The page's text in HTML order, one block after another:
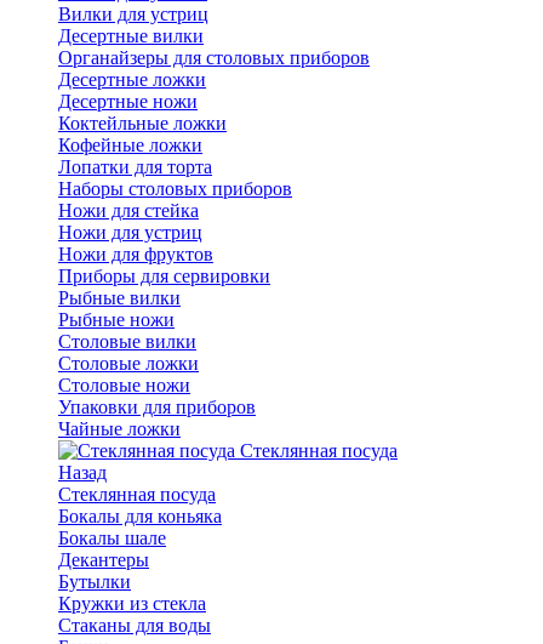
Вилки для устриц
Десертные вилки
Органайзеры для столовых приборов
Десертные ложки
Десертные ножи
Коктейльные ложки
Кофейные ложки
Лопатки для торта
Наборы столовых приборов
Ножи для стейка
Ножи для устриц
Ножи для фруктов
Приборы для сервировки
Рыбные вилки
Рыбные ножи
Столовые вилки
Столовые ложки
Столовые ножи
Упаковки для приборов
Чайные ложки
Стеклянная посуда
Назад
Стеклянная посуда
Бокалы для коньяка
Бокалы шале
Декантеры
Бутылки
Кружки из стекла
Стаканы для воды